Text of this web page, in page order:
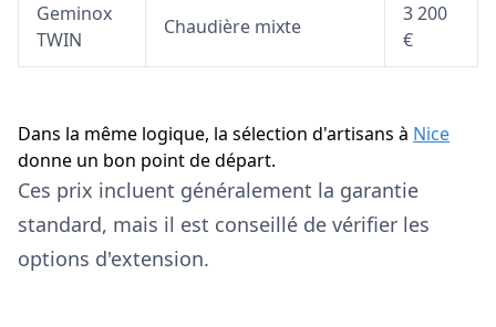
Geminox
TWIN
Chaudière mixte
3 200
€
Dans la même logique, la sélection d'artisans à Nice
donne un bon point de départ.
Ces prix incluent généralement la garantie
standard, mais il est conseillé de vérifier les
options d'extension.